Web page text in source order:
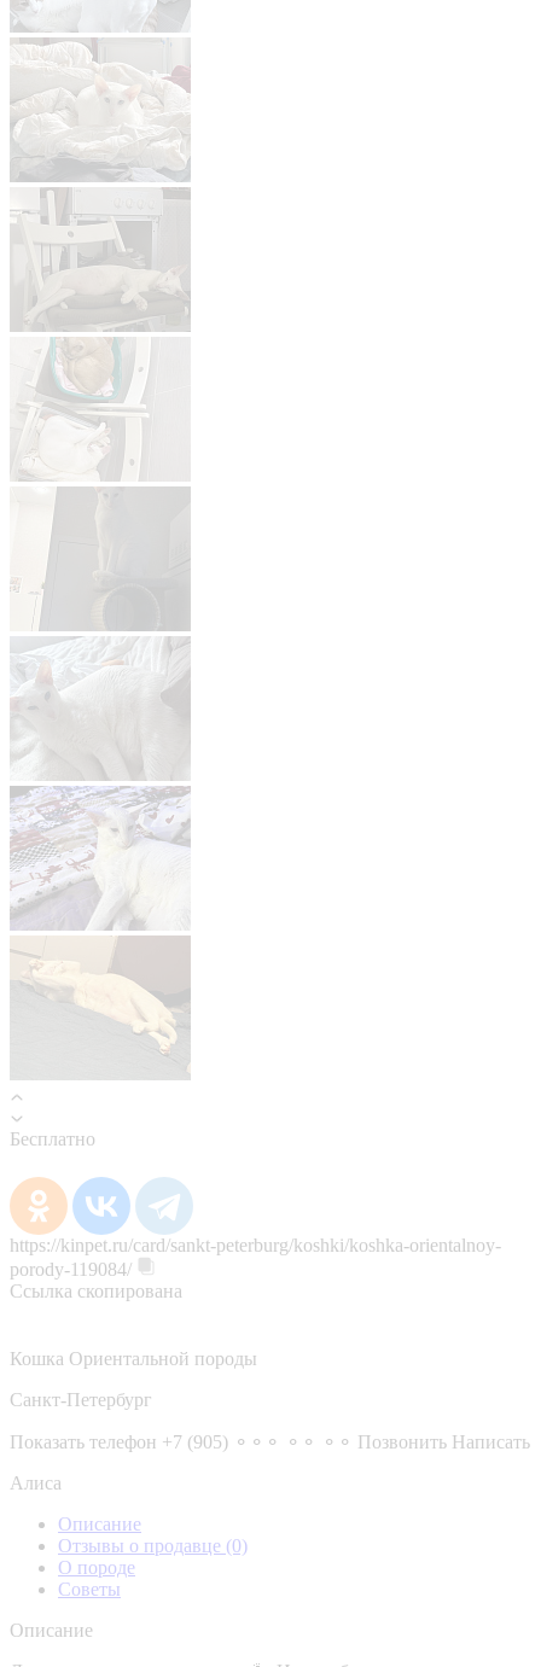
Бесплатно
https://kinpet.ru/card/sankt-peterburg/koshki/koshka-orientalnoy-
porody-119084/
Ссылка скопирована
Кошка Ориентальной породы
Санкт-Петербург
Показать телефон +7 (905) ⚬⚬⚬ ⚬⚬ ⚬⚬ Позвонить Написать
Алиса
Описание
Отзывы о продавце (0)
О породе
Советы
Описание